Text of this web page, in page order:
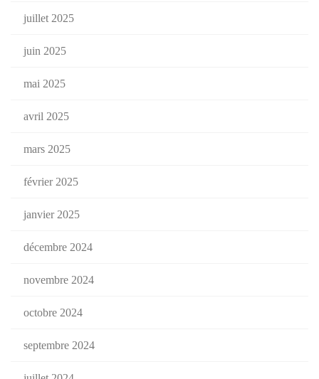
juillet 2025
juin 2025
mai 2025
avril 2025
mars 2025
février 2025
janvier 2025
décembre 2024
novembre 2024
octobre 2024
septembre 2024